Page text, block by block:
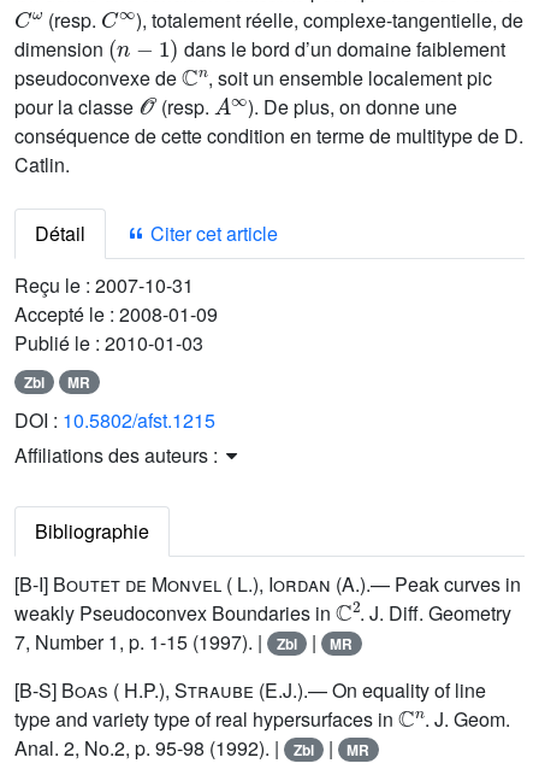
(resp.
), totalement réelle, complexe-tangentielle, de
dimension
(n-1 )
dans le bord d’un domaine faiblement
pseudoconvexe de
ℂn
, soit un ensemble localement pic
pour la classe
𝒪
(resp.
A∞
). De plus, on donne une
conséquence de cette condition en terme de multitype de D.
Catlin.
Détail
Citer cet article
Reçu le : 2007-10-31
Accepté le : 2008-01-09
Publié le : 2010-01-03
Zbl MR
DOI : 10.5802/afst.1215
Affiliations des auteurs :
Bibliographie
[B-I] Boutet de Monvel ( L.), Iordan (A.).— Peak curves in
weakly Pseudoconvex Boundaries in
ℂ2
. J. Diff. Geometry
7, Number 1, p. 1-15 (1997). |
Zbl | MR
[B-S] Boas ( H.P.), Straube (E.J.).— On equality of line
type and variety type of real hypersurfaces in
ℂn
. J. Geom.
Anal. 2, No.2, p. 95-98 (1992). |
Zbl | MR